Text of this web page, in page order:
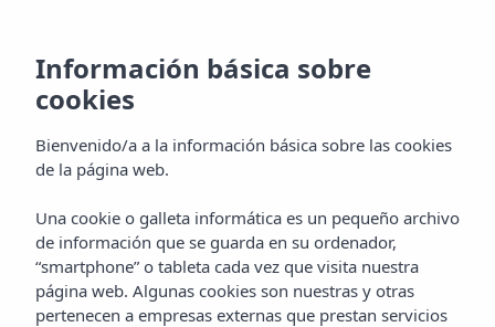
Resort en Ibiza todo
incluido frente al
mar
Reserve ahora con nosotros
Reserve ahora su estancia y viva la experiencia Insotel en
primera línea de mar.
Información básica sobre
cookies
Bienvenido/a a la información básica sobre las cookies
de la página web.
Una cookie o galleta informática es un pequeño archivo
de información que se guarda en su ordenador,
“smartphone” o tableta cada vez que visita nuestra
página web. Algunas cookies son nuestras y otras
pertenecen a empresas externas que prestan servicios